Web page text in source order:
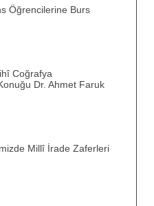
Öğrencilerine Burs
Coğrafya
Dr. Ahmet Faruk
Millî İrade Zaferleri